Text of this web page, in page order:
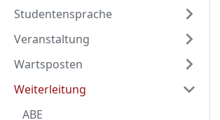
Studentensprache
Veranstaltung
Wartsposten
Weiterleitung
ABE